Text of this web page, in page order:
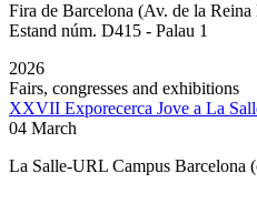
Fira de Barcelona (Av. de la
Estand núm. D415 - Palau 1
2026
Fairs, congresses and exhibitions
XXVII Exporecerca Jove a La
04 March
La Salle-URL Campus Barcelona